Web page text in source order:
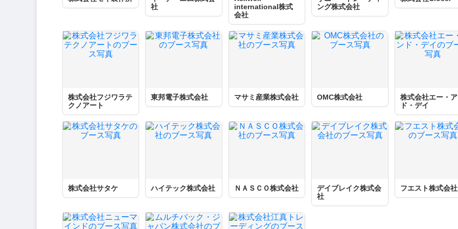
社
international株式
会社
ング株式会社
株式会社フジワラテ
クノアート
東邦電子株式会社 マサミ産業株式会社 OMC株式会社
株式会社エー・
ド・デイ
株式会社サタケ ハイテック株式会社 ＮＡＳＣＯ株式会社
デイブレイク株式会
社
フエスト株式会社